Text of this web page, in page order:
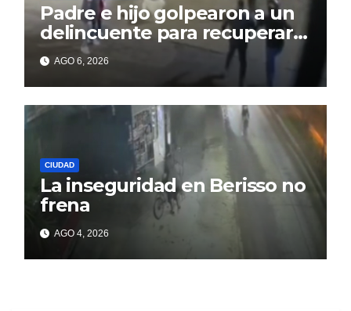
Padre e hijo golpearon a un
delincuente para recuperar
un celular robado en Berisso
AGO 6, 2026
CIUDAD
La inseguridad en Berisso no
frena
AGO 4, 2026